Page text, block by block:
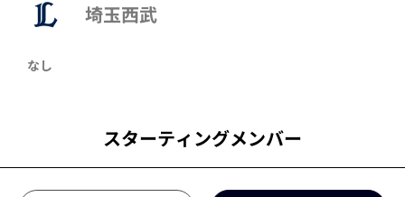
埼玉西武
なし
スターティングメンバー